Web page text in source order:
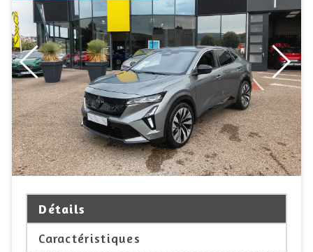
Détails
Caractéristiques